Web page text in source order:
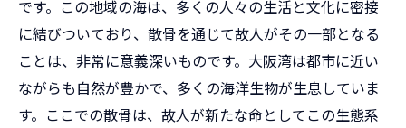
です。この地域の海は、多くの人々の生活と文化に密接
に結びついており、散骨を通じて故人がその一部となる
ことは、非常に意義深いものです。大阪湾は都市に近い
ながらも自然が豊かで、多くの海洋生物が生息していま
す。ここでの散骨は、故人が新たな命としてこの生態系